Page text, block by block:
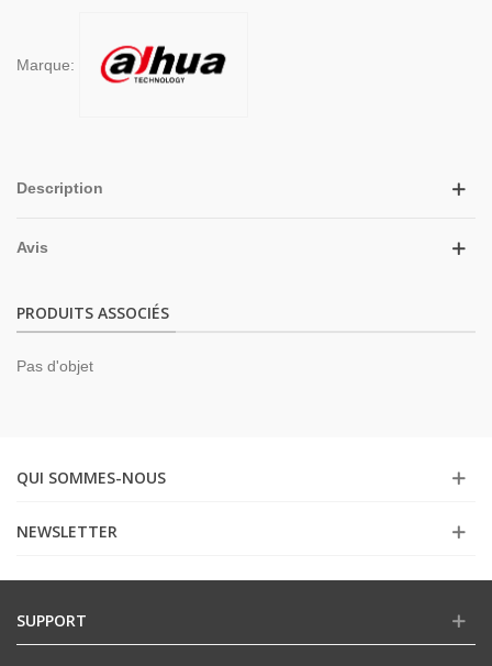
Marque:
Description
Avis
PRODUITS ASSOCIÉS
Pas d'objet
QUI SOMMES-NOUS
NEWSLETTER
SUPPORT